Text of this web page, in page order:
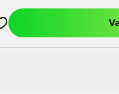
en Modal til at logge